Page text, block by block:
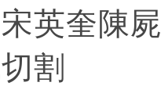
！8年總帳一次掀翻
原因超Man
宋英奎陳
割